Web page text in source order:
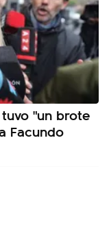
"un brote
Facundo